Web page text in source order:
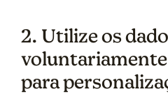
2. Utilize os
para